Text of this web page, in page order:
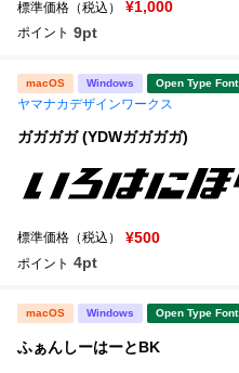
標準価格（税込） ¥1,000
ポイント 9pt
macOS Windows Open Type Font
ヤマナカデザインワークス
ガガガガ (YDWガガガガ)
標準価格（税込） ¥500
ポイント 4pt
macOS Windows Open Type Font
ふぁんしーはーとBK